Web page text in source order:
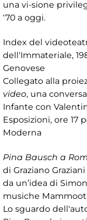
una vi-sione
‘70 a oggi.
Index del
dell'Immateriale,
Genovese
Collegato alla
video, una
Infante con
Esposizioni, ore 17
Moderna
Pina Bausch a
di Graziano Graziani
da un’idea di
musiche
Lo sguardo